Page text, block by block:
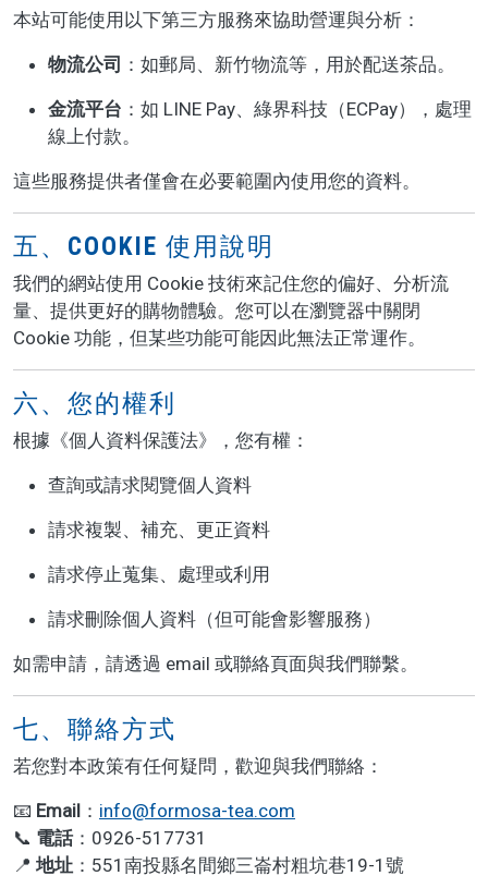
本站可能使用以下第三方服務來協助營運與分析：
物流公司 ：如郵局、新竹物流等，用於配送茶品。
金流平台 ：如 LINE Pay、綠界科技（ECPay），處理
線上付款。
這些服務提供者僅會在必要範圍內使用您的資料。
五、COOKIE 使用說明
我們的網站使用 Cookie 技術來記住您的偏好、分析流
量、提供更好的購物體驗。您可以在瀏覽器中關閉
Cookie 功能，但某些功能可能因此無法正常運作。
六、您的權利
根據《個人資料保護法》，您有權：
查詢或請求閱覽個人資料
請求複製、補充、更正資料
請求停止蒐集、處理或利用
請求刪除個人資料（但可能會影響服務）
如需申請，請透過 email 或聯絡頁面與我們聯繫。
七、聯絡方式
若您對本政策有任何疑問，歡迎與我們聯絡：
📧 Email ： info@formosa-tea.com
📞 電話：0926-517731
📍 地址 ：551南投縣名間鄉三崙村粗坑巷19-1號